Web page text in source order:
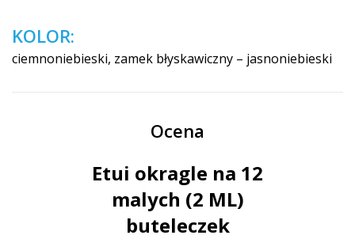
KOLOR:
ciemnoniebieski, zamek błyskawiczny – jasnoniebieski
Ocena
Etui okragle na 12
malych (2 ML)
buteleczek